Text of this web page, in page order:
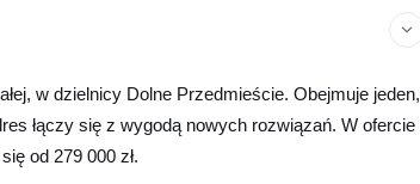
w dzielnicy Dolne Przedmieście. Obejmuje jeden,
łączy się z wygodą nowych rozwiązań. W ofercie
od 279 000 zł.